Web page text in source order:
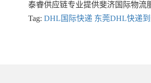
泰睿供应链专业提供斐济国际物流
Tag: DHL国际快递 东莞DHL快递